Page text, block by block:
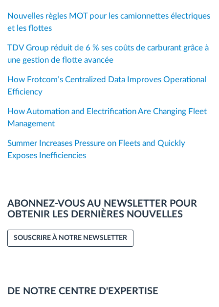
Nouvelles règles MOT pour les camionnettes électriques
et les flottes
TDV Group réduit de 6 % ses coûts de carburant grâce à
une gestion de flotte avancée
How Frotcom’s Centralized Data Improves Operational
Efficiency
How Automation and Electrification Are Changing Fleet
Management
Summer Increases Pressure on Fleets and Quickly
Exposes Inefficiencies
ABONNEZ-VOUS AU NEWSLETTER POUR
OBTENIR LES DERNIÈRES NOUVELLES
SOUSCRIRE À NOTRE NEWSLETTER
DE NOTRE CENTRE D'EXPERTISE